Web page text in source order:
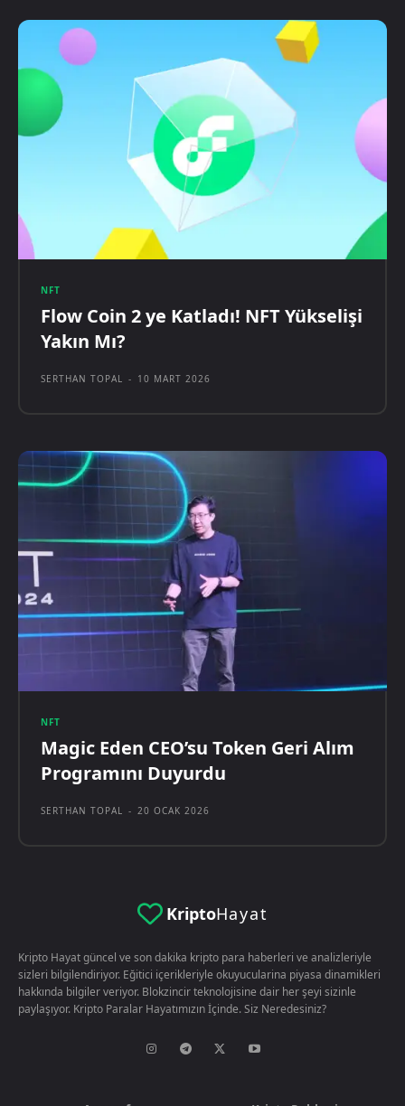
NFT
Flow Coin 2 ye Katladı! NFT Yükselişi
Yakın Mı?
SERTHAN TOPAL - 10 MART 2026
NFT
Magic Eden CEO’su Token Geri Alım
Programını Duyurdu
SERTHAN TOPAL - 20 OCAK 2026
KriptoHayat
Kripto Hayat güncel ve son dakika kripto para haberleri ve analizleriyle
sizleri bilgilendiriyor. Eğitici içerikleriyle okuyucularina piyasa dinamikleri
hakkında bilgiler veriyor. Blokzincir teknolojisine dair her şeyi sizinle
paylaşıyor. Kripto Paralar Hayatımızın İçinde. Siz Neredesiniz?